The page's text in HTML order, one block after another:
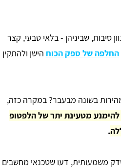
סיבות, שביניהן - בלאי טבעי, קצר
החלפה של ספק הכוח הישן ולהתקין
בשונה מבעבר? במקרה כזה,
מטעינת יתר של הלפטופ
.
משמעותית, דעו שטכנאי מחשבים